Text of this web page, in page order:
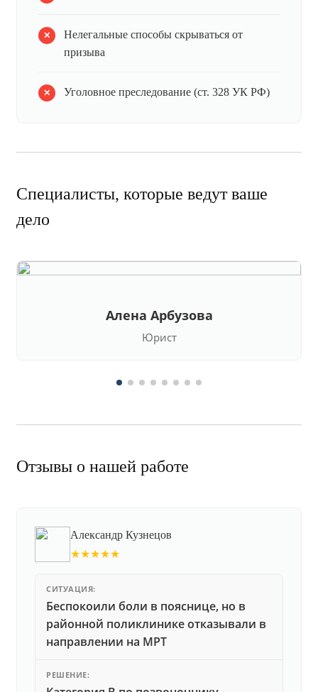
Нелегальные способы скрываться от
призыва
Уголовное преследование (ст. 328 УК РФ)
Специалисты, которые ведут ваше
дело
Алена Арбузова
Юрист
Отзывы о нашей работе
Александр Кузнецов
★★★★★
СИТУАЦИЯ:
Беспокоили боли в пояснице, но в
районной поликлинике отказывали в
направлении на МРТ
РЕШЕНИЕ: